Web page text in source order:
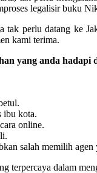
legalisir buku
perlu datang ke
kami terima.
yang anda hadapi
ibu kota.
online.
salah memilih
terpercaya dalam